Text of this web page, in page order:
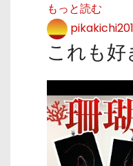
もっと読む
これも好